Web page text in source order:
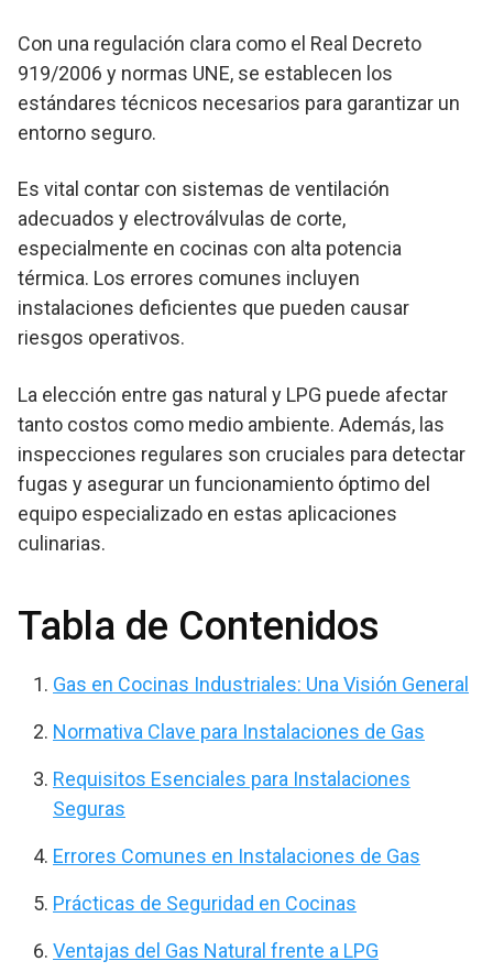
Con una regulación clara como el Real Decreto
919/2006 y normas UNE, se establecen los
estándares técnicos necesarios para garantizar un
entorno seguro.
Es vital contar con sistemas de ventilación
adecuados y electroválvulas de corte,
especialmente en cocinas con alta potencia
térmica. Los errores comunes incluyen
instalaciones deficientes que pueden causar
riesgos operativos.
La elección entre gas natural y LPG puede afectar
tanto costos como medio ambiente. Además, las
inspecciones regulares son cruciales para detectar
fugas y asegurar un funcionamiento óptimo del
equipo especializado en estas aplicaciones
culinarias.
Tabla de Contenidos
Gas en Cocinas Industriales: Una Visión General
Normativa Clave para Instalaciones de Gas
Requisitos Esenciales para Instalaciones
Seguras
Errores Comunes en Instalaciones de Gas
Prácticas de Seguridad en Cocinas
Ventajas del Gas Natural frente a LPG